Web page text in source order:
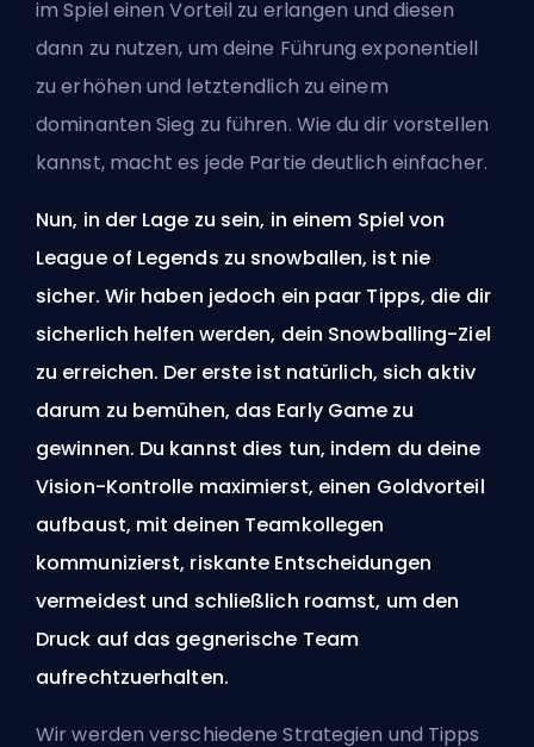
im Spiel einen Vorteil zu erlangen und diesen
dann zu nutzen, um deine Führung exponentiell
zu erhöhen und letztendlich zu einem
dominanten Sieg zu führen. Wie du dir vorstellen
kannst, macht es jede Partie deutlich einfacher.
Nun, in der Lage zu sein, in einem Spiel von
League of Legends zu snowballen, ist nie
sicher. Wir haben jedoch ein paar Tipps, die dir
sicherlich helfen werden, dein Snowballing-Ziel
zu erreichen. Der erste ist natürlich, sich aktiv
darum zu bemühen, das Early Game zu
gewinnen. Du kannst dies tun, indem du deine
Vision-Kontrolle maximierst, einen Goldvorteil
aufbaust, mit deinen Teamkollegen
kommunizierst, riskante Entscheidungen
vermeidest und schließlich roamst, um den
Druck auf das gegnerische Team
aufrechtzuerhalten.
Wir werden verschiedene Strategien und Tipps